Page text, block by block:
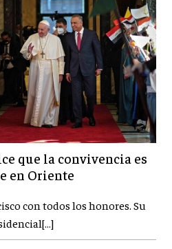
que la convivencia es
en Oriente
con todos los honores. Su